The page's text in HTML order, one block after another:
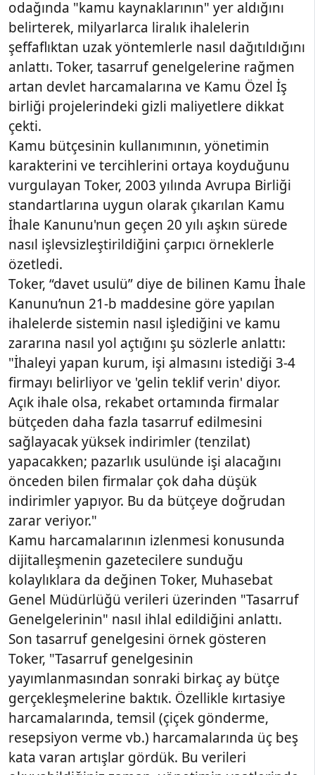
odağında "kamu kaynaklarının" yer aldığını
belirterek, milyarlarca liralık ihalelerin
şeffaflıktan uzak yöntemlerle nasıl dağıtıldığını
anlattı. Toker, tasarruf genelgelerine rağmen
artan devlet harcamalarına ve Kamu Özel İş
birliği projelerindeki gizli maliyetlere dikkat
çekti.
Kamu bütçesinin kullanımının, yönetimin
karakterini ve tercihlerini ortaya koyduğunu
vurgulayan Toker, 2003 yılında Avrupa Birliği
standartlarına uygun olarak çıkarılan Kamu
İhale Kanunu'nun geçen 20 yılı aşkın sürede
nasıl işlevsizleştirildiğini çarpıcı örneklerle
özetledi.
Toker, “davet usulü” diye de bilinen Kamu İhale
Kanunu’nun 21-b maddesine göre yapılan
ihalelerde sistemin nasıl işlediğini ve kamu
zararına nasıl yol açtığını şu sözlerle anlattı:
"İhaleyi yapan kurum, işi almasını istediği 3-4
firmayı belirliyor ve 'gelin teklif verin' diyor.
Açık ihale olsa, rekabet ortamında firmalar
bütçeden daha fazla tasarruf edilmesini
sağlayacak yüksek indirimler (tenzilat)
yapacakken; pazarlık usulünde işi alacağını
önceden bilen firmalar çok daha düşük
indirimler yapıyor. Bu da bütçeye doğrudan
zarar veriyor."
Kamu harcamalarının izlenmesi konusunda
dijitalleşmenin gazetecilere sunduğu
kolaylıklara da değinen Toker, Muhasebat
Genel Müdürlüğü verileri üzerinden "Tasarruf
Genelgelerinin" nasıl ihlal edildiğini anlattı.
Son tasarruf genelgesini örnek gösteren
Toker, "Tasarruf genelgesinin
yayımlanmasından sonraki birkaç ay bütçe
gerçekleşmelerine baktık. Özellikle kırtasiye
harcamalarında, temsil (çiçek gönderme,
resepsiyon verme vb.) harcamalarında üç beş
kata varan artışlar gördük. Bu verileri